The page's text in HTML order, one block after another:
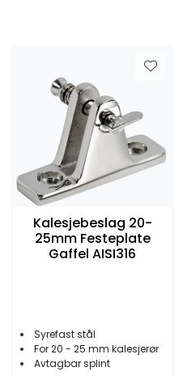
Kalesjebeslag 20-
25mm Festeplate
Gaffel AISI316
Syrefast stål
For 20 - 25 mm kalesjerør
Avtagbar splint